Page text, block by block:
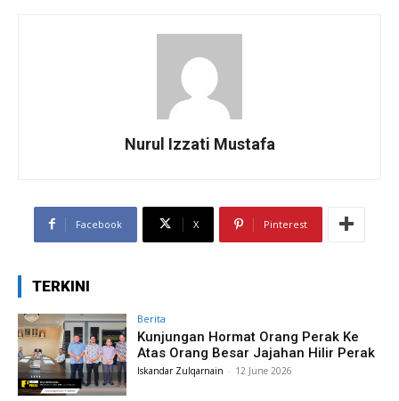
Nurul Izzati Mustafa
Facebook X Pinterest
TERKINI
Berita
Kunjungan Hormat Orang Perak Ke
Atas Orang Besar Jajahan Hilir Perak
Iskandar Zulqarnain - 12 June 2026